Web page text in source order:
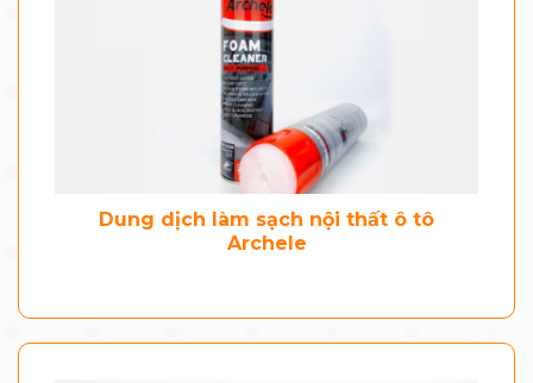
Dung dịch làm sạch nội thất ô tô
Archele